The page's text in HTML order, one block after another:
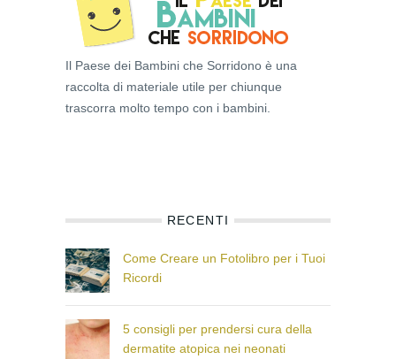
Il Paese dei Bambini che Sorridono è una
raccolta di materiale utile per chiunque
trascorra molto tempo con i bambini.
RECENTI
Come Creare un Fotolibro per i Tuoi
Ricordi
5 consigli per prendersi cura della
dermatite atopica nei neonati